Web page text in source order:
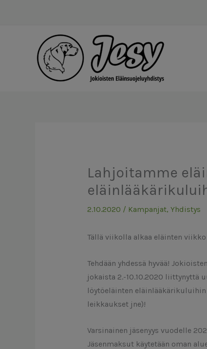
Lahjoitamme
2.10.2020 / Kampanjat, Yhdistys
Tällä viikolla alkaa eläinten viikko
Tehdään yhdessä hyvää!
jokaista 2.-10.10.2020 liittynyttä
löytöeläinten
leikkaukset jne)!
Varsinainen jäsenyys vuodelle
Jäsenmaksut käytetään oman